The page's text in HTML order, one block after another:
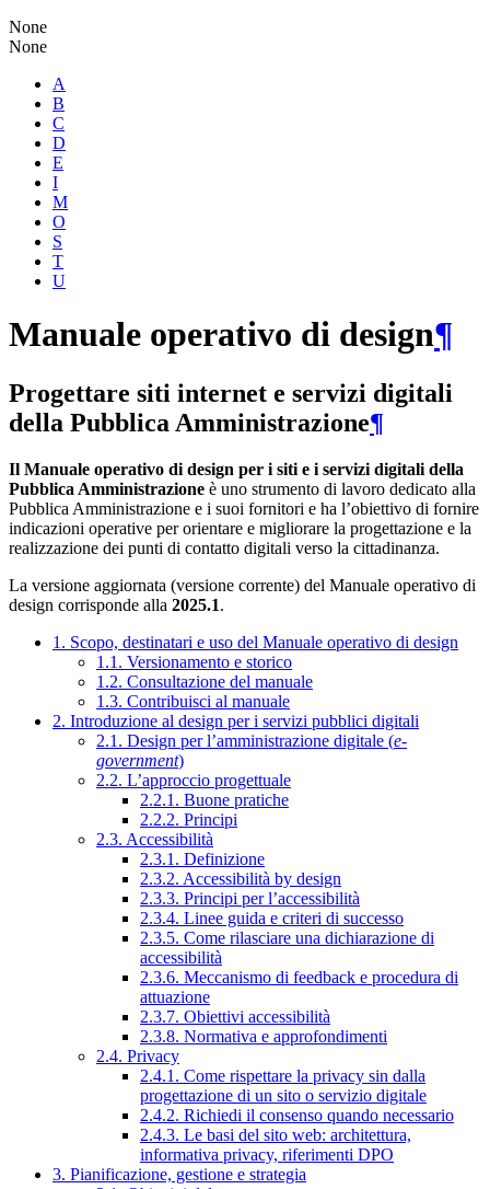
None
None
A
B
C
D
E
I
M
O
S
T
U
Manuale operativo di design¶
Progettare siti internet e servizi digitali
della Pubblica Amministrazione¶
Il Manuale operativo di design per i siti e i servizi digitali della
Pubblica Amministrazione è uno strumento di lavoro dedicato alla
Pubblica Amministrazione e i suoi fornitori e ha l’obiettivo di fornire
indicazioni operative per orientare e migliorare la progettazione e la
realizzazione dei punti di contatto digitali verso la cittadinanza.
La versione aggiornata (versione corrente) del Manuale operativo di
design corrisponde alla 2025.1.
1. Scopo, destinatari e uso del Manuale operativo di design
1.1. Versionamento e storico
1.2. Consultazione del manuale
1.3. Contribuisci al manuale
2. Introduzione al design per i servizi pubblici digitali
2.1. Design per l’amministrazione digitale (e-
government)
2.2. L’approccio progettuale
2.2.1. Buone pratiche
2.2.2. Principi
2.3. Accessibilità
2.3.1. Definizione
2.3.2. Accessibilità by design
2.3.3. Principi per l’accessibilità
2.3.4. Linee guida e criteri di successo
2.3.5. Come rilasciare una dichiarazione di
accessibilità
2.3.6. Meccanismo di feedback e procedura di
attuazione
2.3.7. Obiettivi accessibilità
2.3.8. Normativa e approfondimenti
2.4. Privacy
2.4.1. Come rispettare la privacy sin dalla
progettazione di un sito o servizio digitale
2.4.2. Richiedi il consenso quando necessario
2.4.3. Le basi del sito web: architettura,
informativa privacy, riferimenti DPO
3. Pianificazione, gestione e strategia